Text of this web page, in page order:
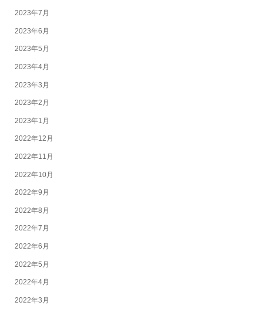
2023年7月
2023年6月
2023年5月
2023年4月
2023年3月
2023年2月
2023年1月
2022年12月
2022年11月
2022年10月
2022年9月
2022年8月
2022年7月
2022年6月
2022年5月
2022年4月
2022年3月